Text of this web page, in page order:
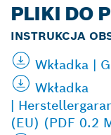
PLIKI DO
INSTRUKCJA
Wkładka |
Wkładka
|
(EU) (PDF 0.2